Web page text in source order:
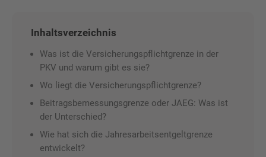
Inhaltsverzeichnis
Was ist die Versicherungspflichtgrenze in der
PKV und warum gibt es sie?
Wo liegt die Versicherungspflichtgrenze?
Beitragsbemessungsgrenze oder JAEG: Was ist
der Unterschied?
Wie hat sich die Jahresarbeitsentgeltgrenze
entwickelt?